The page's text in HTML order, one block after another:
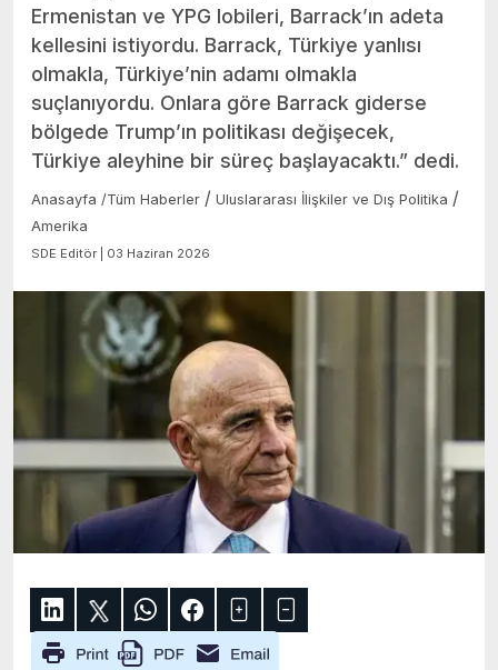
Ermenistan ve YPG lobileri, Barrack’ın adeta
kellesini istiyordu. Barrack, Türkiye yanlısı
olmakla, Türkiye’nin adamı olmakla
suçlanıyordu. Onlara göre Barrack giderse
bölgede Trump’ın politikası değişecek,
Türkiye aleyhine bir süreç başlayacaktı.” dedi.
Anasayfa /Tüm Haberler / Uluslararası İlişkiler ve Dış Politika /
Amerika
SDE Editör | 03 Haziran 2026